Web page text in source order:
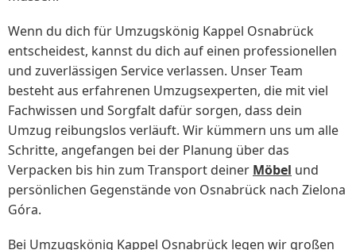
Wenn du dich für Umzugskönig Kappel Osnabrück
entscheidest, kannst du dich auf einen professionellen
und zuverlässigen Service verlassen. Unser Team
besteht aus erfahrenen Umzugsexperten, die mit viel
Fachwissen und Sorgfalt dafür sorgen, dass dein
Umzug reibungslos verläuft. Wir kümmern uns um alle
Schritte, angefangen bei der Planung über das
Verpacken bis hin zum Transport deiner Möbel und
persönlichen Gegenstände von Osnabrück nach Zielona
Góra.
Bei Umzugskönig Kappel Osnabrück legen wir großen